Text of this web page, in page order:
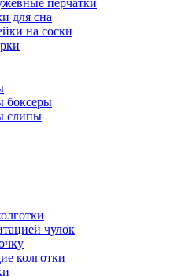
перчатки
для сна
на соски
боксеры
слипы
чулок
колготки